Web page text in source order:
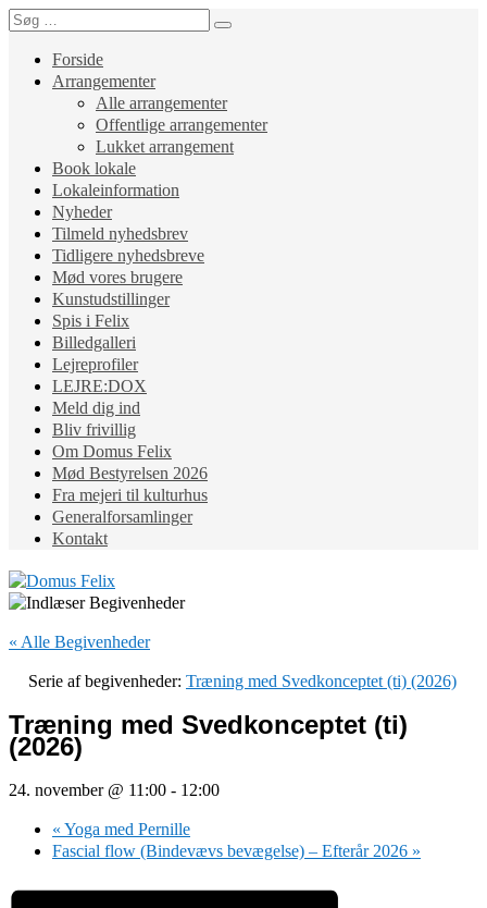
Forside
Arrangementer
Alle arrangementer
Offentlige arrangementer
Lukket arrangement
Book lokale
Lokaleinformation
Nyheder
Tilmeld nyhedsbrev
Tidligere nyhedsbreve
Mød vores brugere
Kunstudstillinger
Spis i Felix
Billedgalleri
Lejreprofiler
LEJRE:DOX
Meld dig ind
Bliv frivillig
Om Domus Felix
Mød Bestyrelsen 2026
Fra mejeri til kulturhus
Generalforsamlinger
Kontakt
« Alle Begivenheder
Serie af begivenheder: Træning med Svedkonceptet (ti) (2026)
Træning med Svedkonceptet (ti)
(2026)
24. november @ 11:00 - 12:00
« Yoga med Pernille
Fascial flow (Bindevævs bevægelse) – Efterår 2026 »